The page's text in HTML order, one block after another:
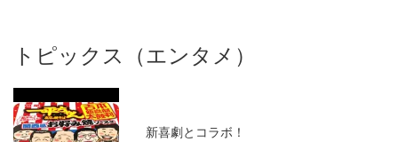
トピックス（エンタメ）
新喜劇とコラボ！